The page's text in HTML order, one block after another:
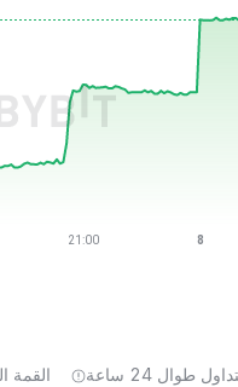
طوال 24 ساعة القمة